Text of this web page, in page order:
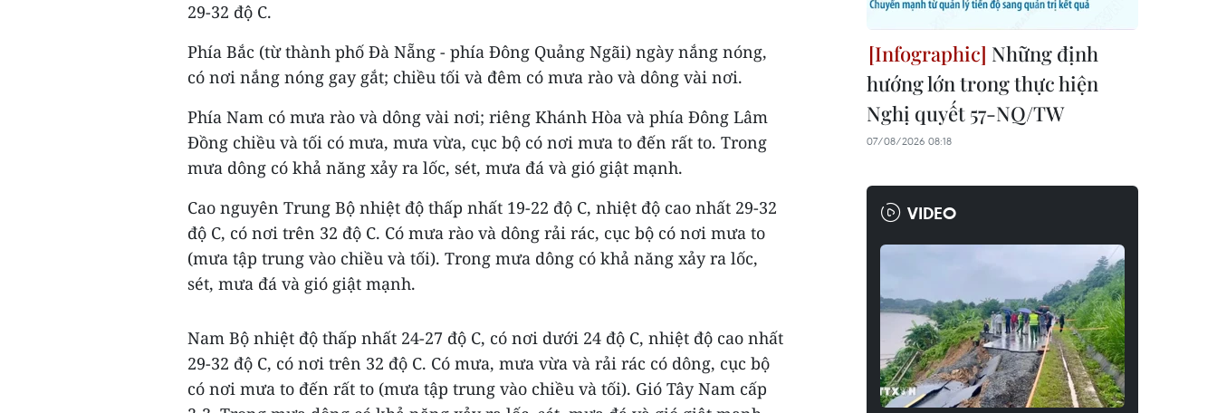
29-32 độ C.
Phía Bắc (từ thành phố Đà Nẵng - phía Đông Quảng Ngãi) ngày nắng nóng,
có nơi nắng nóng gay gắt; chiều tối và đêm có mưa rào và dông vài nơi.
Phía Nam có mưa rào và dông vài nơi; riêng Khánh Hòa và phía Đông Lâm
Đồng chiều và tối có mưa, mưa vừa, cục bộ có nơi mưa to đến rất to. Trong
mưa dông có khả năng xảy ra lốc, sét, mưa đá và gió giật mạnh.
Cao nguyên Trung Bộ nhiệt độ thấp nhất 19-22 độ C, nhiệt độ cao nhất 29-32
độ C, có nơi trên 32 độ C. Có mưa rào và dông rải rác, cục bộ có nơi mưa to
(mưa tập trung vào chiều và tối). Trong mưa dông có khả năng xảy ra lốc,
sét, mưa đá và gió giật mạnh.
Nam Bộ nhiệt độ thấp nhất 24-27 độ C, có nơi dưới 24 độ C, nhiệt độ cao nhất
29-32 độ C, có nơi trên 32 độ C. Có mưa, mưa vừa và rải rác có dông, cục bộ
có nơi mưa to đến rất to (mưa tập trung vào chiều và tối). Gió Tây Nam cấp
Những định
hướng lớn trong thực hiện
Nghị quyết 57-NQ/TW
07/08/2026 08:18
VIDEO